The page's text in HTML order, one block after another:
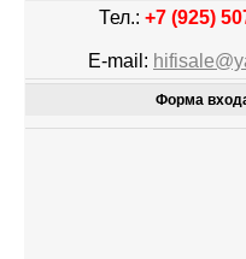
Тел.: +7 (925)
E-mail:
Форма